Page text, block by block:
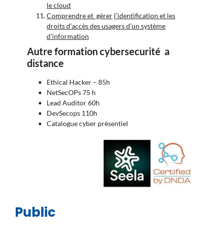
le cloud
Comprendre et gérer l’identification et les
droits d’accès des usagers d’un système
d’information
Autre formation cybersecurité a
distance
Ethical Hacker – 85h
NetSecOPs 75 h
Lead Auditor 60h
DevSecops 110h
Catalogue cyber présentiel
Public